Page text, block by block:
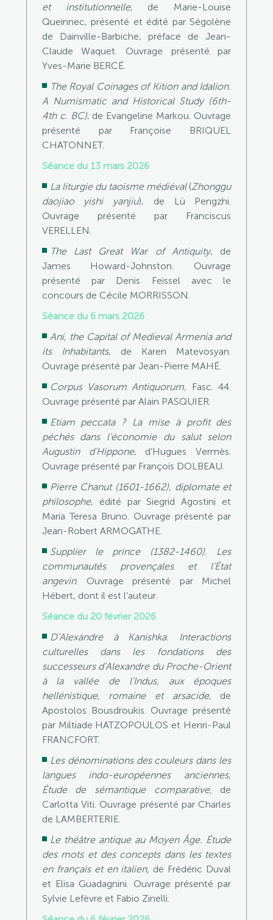
et institutionnelle, de Marie-Louise
Queinnec, présenté et édité par Ségolène
de Dainville-Barbiche, préface de Jean-
Claude Waquet. Ouvrage présenté par
Yves-Marie BERCÉ.
The Royal Coinages of Kition and Idalion.
A Numismatic and Historical Study (6th-
4th c. BC), de Evangeline Markou. Ouvrage
présenté par Françoise BRIQUEL
CHATONNET.
Séance du 13 mars 2026
La liturgie du taoïsme médiéval(Zhonggu
daojiao yishi yanjiu), de Lü Pengzhi.
Ouvrage présenté par Franciscus
VERELLEN.
The Last Great War of Antiquity, de
James Howard-Johnston. Ouvrage
présenté par Denis Feissel avec le
concours de Cécile MORRISSON.
Séance du 6 mars 2026
Ani, the Capital of Medieval Armenia and
its Inhabitants, de Karen Matevosyan.
Ouvrage présenté par Jean-Pierre MAHÉ.
Corpus Vasorum Antiquorum, Fasc. 44.
Ouvrage présenté par Alain PASQUIER.
Etiam peccata ?
La mise à profit des
péchés dans l’économie du salut selon
Augustin d’Hippone, d’Hugues Vermès.
Ouvrage présenté par François DOLBEAU.
Pierre Chanut (1601-1662), diplomate et
philosophe, édité par Siegrid Agostini et
Maria Teresa Bruno. Ouvrage présenté par
Jean-Robert ARMOGATHE.
Supplier le prince (1382-1460). Les
communautés provençales et l’État
angevin. Ouvrage présenté par Michel
Hébert, dont il est l’auteur.
Séance du 20 février 2026
D’Alexandre à Kanishka. Interactions
culturelles dans les fondations des
successeurs d’Alexandre du Proche-Orient
à la vallée de l’Indus, aux époques
hellénistique, romaine et arsacide, de
Apostolos Bousdroukis. Ouvrage présenté
par Miltiade HATZOPOULOS et Henri-Paul
FRANCFORT.
Les dénominations des couleurs dans les
langues indo-européennes anciennes,
Étude de sémantique comparative, de
Carlotta Viti. Ouvrage présenté par Charles
de LAMBERTERIE.
Le théâtre antique au Moyen Âge. Étude
des mots et des concepts dans les textes
en français et en italien, de Frédéric Duval
et Elisa Guadagnini. Ouvrage présenté par
Sylvie Lefèvre et Fabio Zinelli.